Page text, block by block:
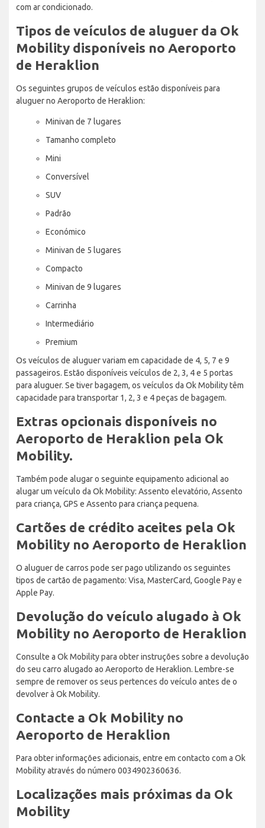
com ar condicionado.
Tipos de veículos de aluguer da Ok
Mobility disponíveis no Aeroporto
de Heraklion
Os seguintes grupos de veículos estão disponíveis para
aluguer no Aeroporto de Heraklion:
Minivan de 7 lugares
Tamanho completo
Mini
Conversível
SUV
Padrão
Económico
Minivan de 5 lugares
Compacto
Minivan de 9 lugares
Carrinha
Intermediário
Premium
Os veículos de aluguer variam em capacidade de 4, 5, 7 e 9
passageiros. Estão disponíveis veículos de 2, 3, 4 e 5 portas
para aluguer. Se tiver bagagem, os veículos da Ok Mobility têm
capacidade para transportar 1, 2, 3 e 4 peças de bagagem.
Extras opcionais disponíveis no
Aeroporto de Heraklion pela Ok
Mobility.
Também pode alugar o seguinte equipamento adicional ao
alugar um veículo da Ok Mobility: Assento elevatório, Assento
para criança, GPS e Assento para criança pequena.
Cartões de crédito aceites pela Ok
Mobility no Aeroporto de Heraklion
O aluguer de carros pode ser pago utilizando os seguintes
tipos de cartão de pagamento: Visa, MasterCard, Google Pay e
Apple Pay.
Devolução do veículo alugado à Ok
Mobility no Aeroporto de Heraklion
Consulte a Ok Mobility para obter instruções sobre a devolução
do seu carro alugado ao Aeroporto de Heraklion. Lembre-se
sempre de remover os seus pertences do veículo antes de o
devolver à Ok Mobility.
Contacte a Ok Mobility no
Aeroporto de Heraklion
Para obter informações adicionais, entre em contacto com a Ok
Mobility através do número 0034902360636.
Localizações mais próximas da Ok
Mobility